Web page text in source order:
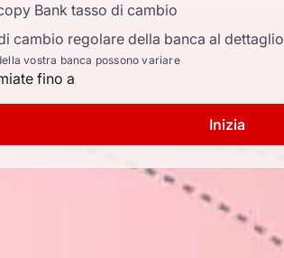
Bank tasso di cambio
cambio regolare della banca al dettaglio
vostra banca possono variare
fino a
Inizia